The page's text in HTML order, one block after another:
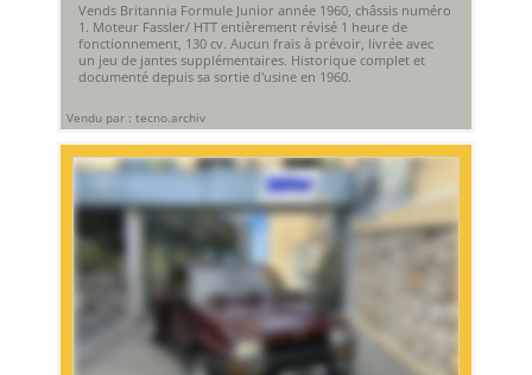
Vends Britannia Formule Junior année 1960, châssis numéro
1. Moteur Fassler/ HTT entièrement révisé 1 heure de
fonctionnement, 130 cv. Aucun frais à prévoir, livrée avec
un jeu de jantes supplémentaires. Historique complet et
documenté depuis sa sortie d'usine en 1960.
Vendu par : tecno.archiv